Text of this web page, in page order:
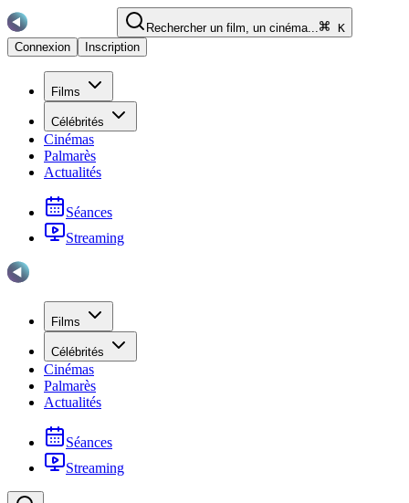
Rechercher un film, un cinéma...
K
Connexion
Inscription
Films
Célébrités
Cinémas
Palmarès
Actualités
Séances
Streaming
Films
Célébrités
Cinémas
Palmarès
Actualités
Séances
Streaming